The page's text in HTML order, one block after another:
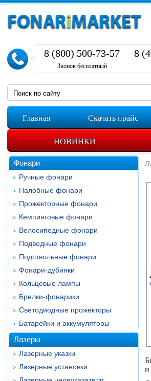
8 (800) 500-73-57
Звонок бесплатный
8
Главная Скачать прайс
НОВИНКИ
Фонари
Ручные фонари
Налобные фонари
Прожекторные фонари
Кемпинговые фонари
Велосипедные фонари
Подводные фонари
Подствольные фонари
Фонари-дубинки
Кольцевые лампы
Брелки-фонарики
Светодиодные прожекторы
Батарейки и аккумуляторы
Лазеры
Лазерные указки
Лазерные установки
и